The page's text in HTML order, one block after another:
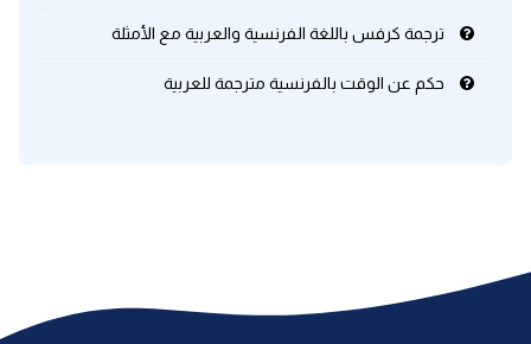
ترجمة كرفس باللغة الفرنسية والعربية مع الأمثلة
حكم عن الوقت بالفرنسية مترجمة للعربية